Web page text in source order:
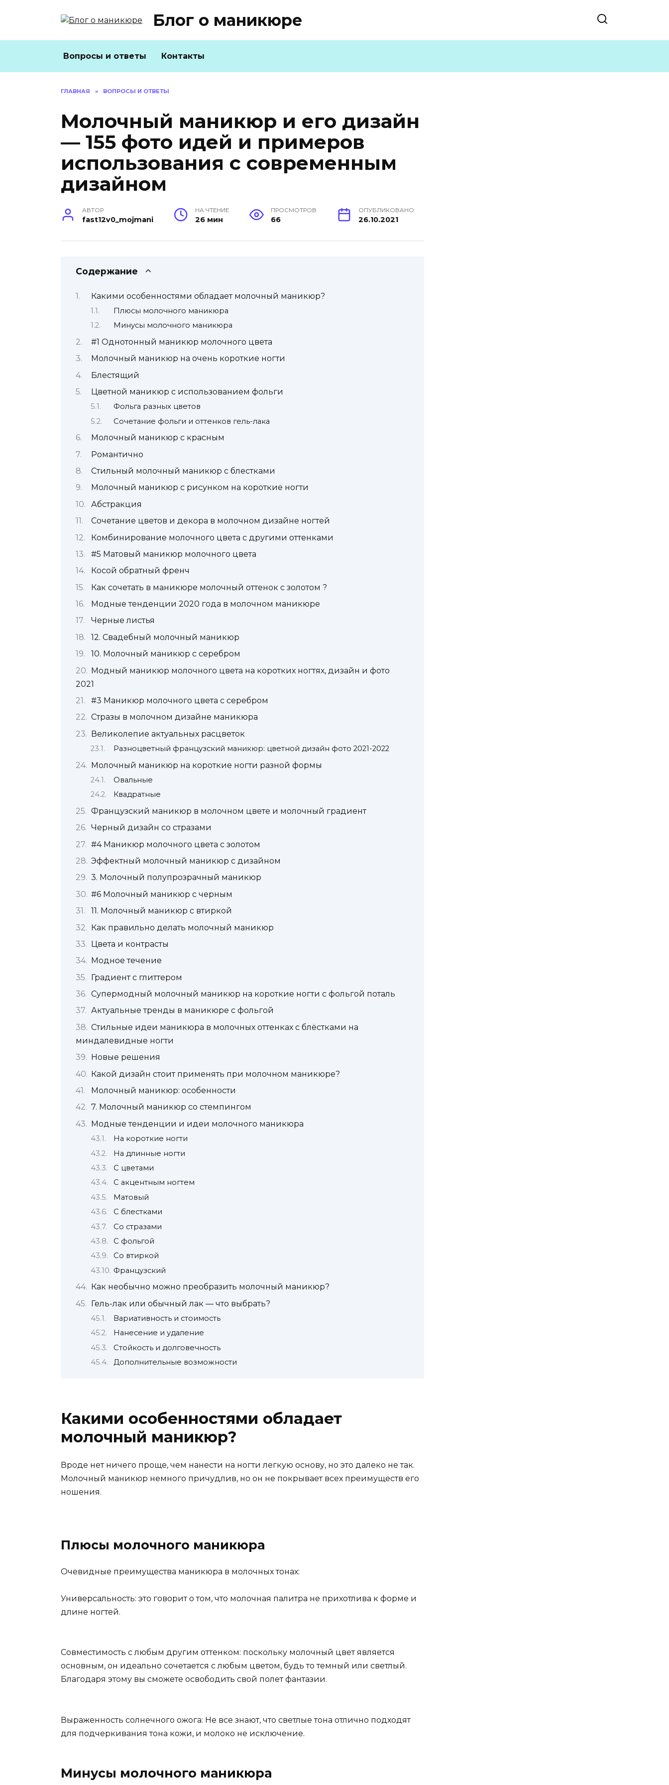
Блог о маникюре
Вопросы и ответы Контакты
ГЛАВНАЯ » ВОПРОСЫ И ОТВЕТЫ
Молочный маникюр и его дизайн
— 155 фото идей и примеров
использования с современным
дизайном
АВТОР
fast12v0_mojmani
НА ЧТЕНИЕ
26 мин
ПРОСМОТРОВ
66
ОПУБЛИКОВАНО
26.10.2021
Содержание
Какими особенностями обладает молочный маникюр?
Плюсы молочного маникюра
Минусы молочного маникюра
#1 Однотонный маникюр молочного цвета
Молочный маникюр на очень короткие ногти
Блестящий
Цветной маникюр с использованием фольги
Фольга разных цветов
Сочетание фольги и оттенков гель-лака
Молочный маникюр с красным
Романтично
Стильный молочный маникюр с блестками
Молочный маникюр с рисунком на короткие ногти
Абстракция
Сочетание цветов и декора в молочном дизайне ногтей
Комбинирование молочного цвета с другими оттенками
#5 Матовый маникюр молочного цвета
Косой обратный френч
Как сочетать в маникюре молочный оттенок с золотом ?
Модные тенденции 2020 года в молочном маникюре
Черные листья
12. Свадебный молочный маникюр
10. Молочный маникюр с серебром
Модный маникюр молочного цвета на коротких ногтях, дизайн и фото
2021
#3 Маникюр молочного цвета с серебром
Стразы в молочном дизайне маникюра
Великолепие актуальных расцветок
Разноцветный французский маникюр: цветной дизайн фото 2021-2022
Молочный маникюр на короткие ногти разной формы
Овальные
Квадратные
Французский маникюр в молочном цвете и молочный градиент
Черный дизайн со стразами
#4 Маникюр молочного цвета с золотом
Эффектный молочный маникюр с дизайном
3. Молочный полупрозрачный маникюр
#6 Молочный маникюр с черным
11. Молочный маникюр с втиркой
Как правильно делать молочный маникюр
Цвета и контрасты
Модное течение
Градиент с глиттером
Супермодный молочный маникюр на короткие ногти с фольгой поталь
Актуальные тренды в маникюре с фольгой
Стильные идеи маникюра в молочных оттенках с блёстками на
миндалевидные ногти
Новые решения
Какой дизайн стоит применять при молочном маникюре?
Молочный маникюр: особенности
7. Молочный маникюр со стемпингом
Модные тенденции и идеи молочного маникюра
На короткие ногти
На длинные ногти
С цветами
С акцентным ногтем
Матовый
С блестками
Со стразами
С фольгой
Со втиркой
Французский
Как необычно можно преобразить молочный маникюр?
Гель-лак или обычный лак — что выбрать?
Вариативность и стоимость
Нанесение и удаление
Стойкость и долговечность
Дополнительные возможности
Какими особенностями обладает
молочный маникюр?
Вроде нет ничего проще, чем нанести на ногти легкую основу, но это далеко не так.
Молочный маникюр немного причудлив, но он не покрывает всех преимуществ его
ношения.
Плюсы молочного маникюра
Очевидные преимущества маникюра в молочных тонах:
Универсальность: это говорит о том, что молочная палитра не прихотлива к форме и
длине ногтей.
Совместимость с любым другим оттенком: поскольку молочный цвет является
основным, он идеально сочетается с любым цветом, будь то темный или светлый.
Благодаря этому вы сможете освободить свой полет фантазии.
Выраженность солнечного ожога: Не все знают, что светлые тона отлично подходят
для подчеркивания тона кожи, и молоко не исключение.
Минусы молочного маникюра